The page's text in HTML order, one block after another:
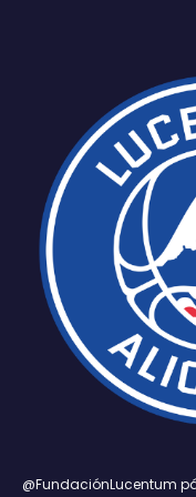
@FundaciónLucentum